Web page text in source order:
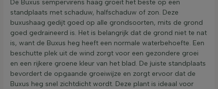
De Buxus sempervirens haag groeit het beste op een
standplaats met schaduw, halfschaduw of zon. Deze
buxushaag gedijt goed op alle grondsoorten, mits de grond
goed gedraineerd is. Het is belangrijk dat de grond niet te nat
is, want de Buxus heg heeft een normale waterbehoefte. Een
beschutte plek uit de wind zorgt voor een gezondere groei
en een rijkere groene kleur van het blad. De juiste standplaats
bevordert de opgaande groeiwijze en zorgt ervoor dat de
Buxus heg snel zichtdicht wordt. Deze plant is ideaal voor